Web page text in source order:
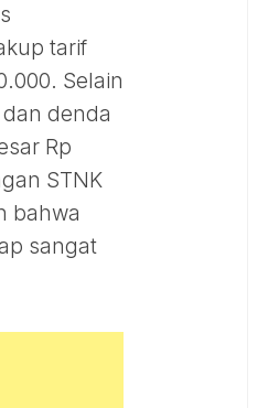
tarif
Selain
denda
Rp
STNK
bahwa
sangat